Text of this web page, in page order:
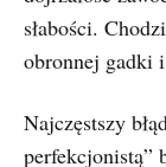
słabości.
obronnej gadki
Najczęstszy
perfekcjonistą”